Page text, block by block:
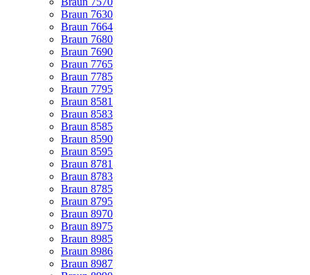
Braun 7630
Braun 7664
Braun 7680
Braun 7690
Braun 7765
Braun 7785
Braun 7795
Braun 8581
Braun 8583
Braun 8585
Braun 8590
Braun 8595
Braun 8781
Braun 8783
Braun 8785
Braun 8795
Braun 8970
Braun 8975
Braun 8985
Braun 8986
Braun 8987